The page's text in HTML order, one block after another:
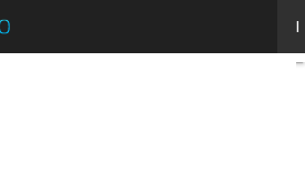
I
Il sole24ore